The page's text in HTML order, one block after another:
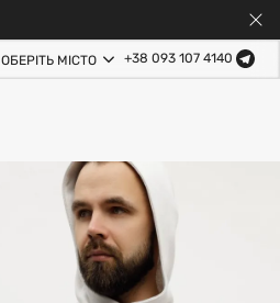
ОБЕРІТЬ МІСТО +38 093 107 4140